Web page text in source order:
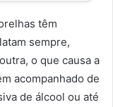
têm
sempre,
o que causa a
acompanhado de
de álcool ou até